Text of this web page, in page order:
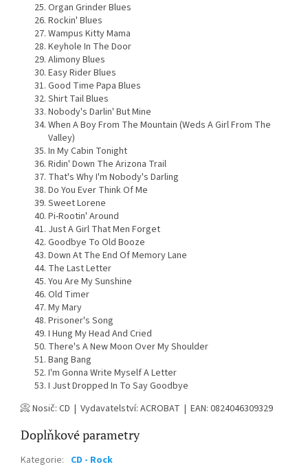
Organ Grinder Blues
Rockin' Blues
Wampus Kitty Mama
Keyhole In The Door
Alimony Blues
Easy Rider Blues
Good Time Papa Blues
Shirt Tail Blues
Nobody's Darlin' But Mine
When A Boy From The Mountain (Weds A Girl From The
Valley)
In My Cabin Tonight
Ridin' Down The Arizona Trail
That's Why I'm Nobody's Darling
Do You Ever Think Of Me
Sweet Lorene
Pi-Rootin' Around
Just A Girl That Men Forget
Goodbye To Old Booze
Down At The End Of Memory Lane
The Last Letter
You Are My Sunshine
Old Timer
My Mary
Prisoner's Song
I Hung My Head And Cried
There's A New Moon Over My Shoulder
Bang Bang
I'm Gonna Write Myself A Letter
I Just Dropped In To Say Goodbye
📀 Nosič: CD | Vydavatelství: ACROBAT | EAN: 0824046309329
Doplňkové parametry
Kategorie: CD - Rock